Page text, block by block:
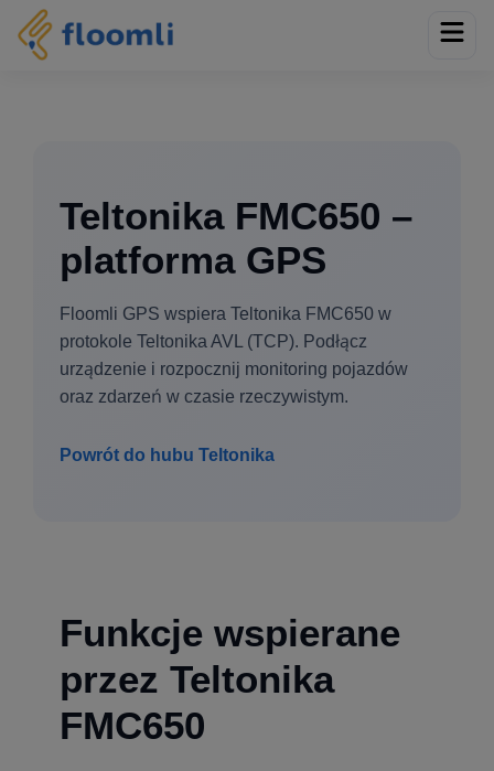
Teltonika FMC650 –
platforma GPS
Floomli GPS wspiera Teltonika FMC650 w
protokole Teltonika AVL (TCP). Podłącz
urządzenie i rozpocznij monitoring pojazdów
oraz zdarzeń w czasie rzeczywistym.
Powrót do hubu Teltonika
Funkcje wspierane
przez Teltonika
FMC650